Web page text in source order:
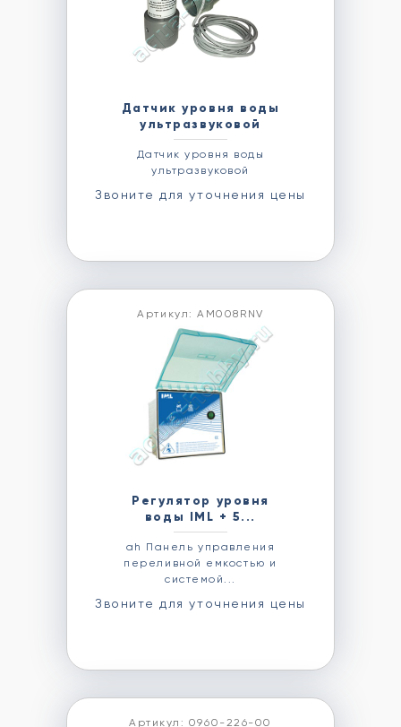
Датчик уровня воды
ультразвуковой
Датчик уровня воды
ультразвуковой
Звоните для уточнения цены
Артикул: AM008RNV
Регулятор уровня
воды IML + 5...
аh Панель управления
переливной емкостью и
системой...
Звоните для уточнения цены
Артикул: 0960-226-00